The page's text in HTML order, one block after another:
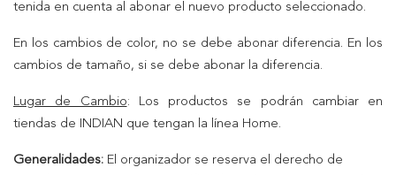
tenida en cuenta al abonar el nuevo producto seleccionado.
En los cambios de color, no se debe abonar diferencia. En los
cambios de tamaño, si se debe abonar la diferencia.
Lugar de Cambio: Los productos se podrán cambiar en
tiendas de INDIAN que tengan la línea Home.
Generalidades: El organizador se reserva el derecho de